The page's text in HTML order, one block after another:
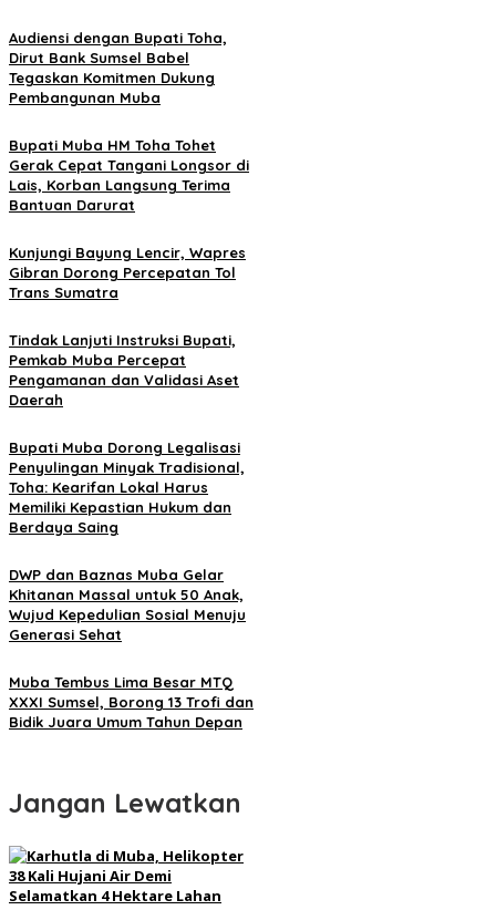
Audiensi dengan Bupati Toha,
Dirut Bank Sumsel Babel
Tegaskan Komitmen Dukung
Pembangunan Muba
Bupati Muba HM Toha Tohet
Gerak Cepat Tangani Longsor di
Lais, Korban Langsung Terima
Bantuan Darurat
Kunjungi Bayung Lencir, Wapres
Gibran Dorong Percepatan Tol
Trans Sumatra
Tindak Lanjuti Instruksi Bupati,
Pemkab Muba Percepat
Pengamanan dan Validasi Aset
Daerah
Bupati Muba Dorong Legalisasi
Penyulingan Minyak Tradisional,
Toha: Kearifan Lokal Harus
Memiliki Kepastian Hukum dan
Berdaya Saing
DWP dan Baznas Muba Gelar
Khitanan Massal untuk 50 Anak,
Wujud Kepedulian Sosial Menuju
Generasi Sehat
Muba Tembus Lima Besar MTQ
XXXI Sumsel, Borong 13 Trofi dan
Bidik Juara Umum Tahun Depan
Jangan Lewatkan